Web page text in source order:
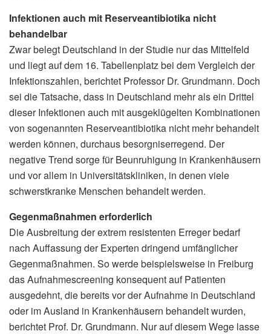
Infektionen auch mit Reserveantibiotika nicht
behandelbar
Zwar belegt Deutschland in der Studie nur das Mittelfeld
und liegt auf dem 16. Tabellenplatz bei dem Vergleich der
Infektionszahlen, berichtet Professor Dr. Grundmann. Doch
sei die Tatsache, dass in Deutschland mehr als ein Drittel
dieser Infektionen auch mit ausgeklügelten Kombinationen
von sogenannten Reserveantibiotika nicht mehr behandelt
werden können, durchaus besorgniserregend. Der
negative Trend sorge für Beunruhigung in Krankenhäusern
und vor allem in Universitätskliniken, in denen viele
schwerstkranke Menschen behandelt werden.
Gegenmaßnahmen erforderlich
Die Ausbreitung der extrem resistenten Erreger bedarf
nach Auffassung der Experten dringend umfänglicher
Gegenmaßnahmen. So werde beispielsweise in Freiburg
das Aufnahmescreening konsequent auf Patienten
ausgedehnt, die bereits vor der Aufnahme in Deutschland
oder im Ausland in Krankenhäusern behandelt wurden,
berichtet Prof. Dr. Grundmann. Nur auf diesem Wege lasse